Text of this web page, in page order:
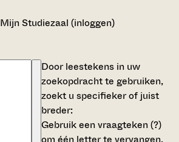
Mijn Studiezaal (inloggen)
Door leestekens in uw
zoekopdracht te gebruiken,
zoekt u specifieker of juist
breder:
Gebruik eenvraagteken (?)
om één letter te vervangen.